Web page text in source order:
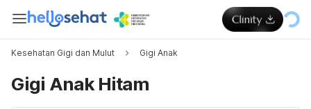
Kesehatan Gigi dan Mulut Gigi Anak
Gigi Anak Hitam